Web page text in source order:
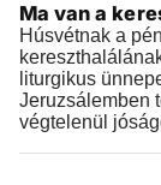
2026.04.05 |
Ma van a
Húsvétnak a
liturgikus
Jeruzsálemben
végtelenül